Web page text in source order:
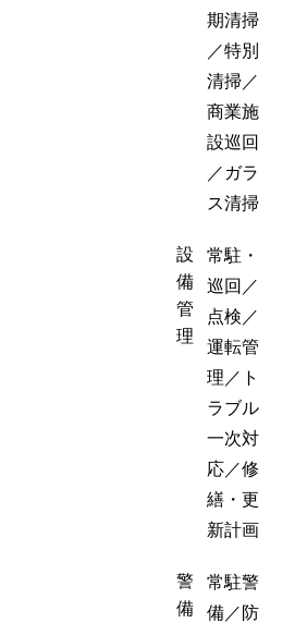
期清掃
／特別
清掃／
商業施
設巡回
／ガラ
ス清掃
設
備
管
理
常駐・
巡回／
点検／
運転管
理／ト
ラブル
一次対
応／修
繕・更
新計画
警
備
常駐警
備／防